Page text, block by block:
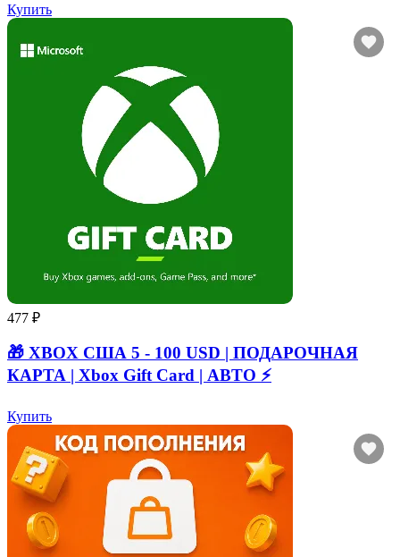
Купить
477 ₽
🎁 XBOX США 5 - 100 USD | ПОДАРОЧНАЯ
КАРТА | Xbox Gift Card | АВТО ⚡
Купить